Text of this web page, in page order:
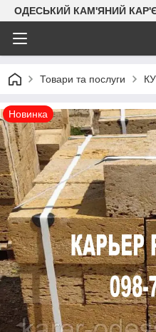
ОДЕСЬКИЙ КАМ'ЯНИЙ
Товари та послуги
Новинка